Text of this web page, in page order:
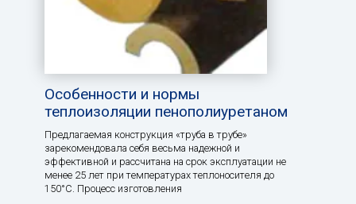
Особенности и нормы
теплоизоляции пенополиуретаном
Предлагаемая конструкция «труба в трубе»
зарекомендовала себя весьма надежной и
эффективной и рассчитана на срок эксплуатации не
менее 25 лет при температурах теплоносителя до
150°С. Процесс изготовления